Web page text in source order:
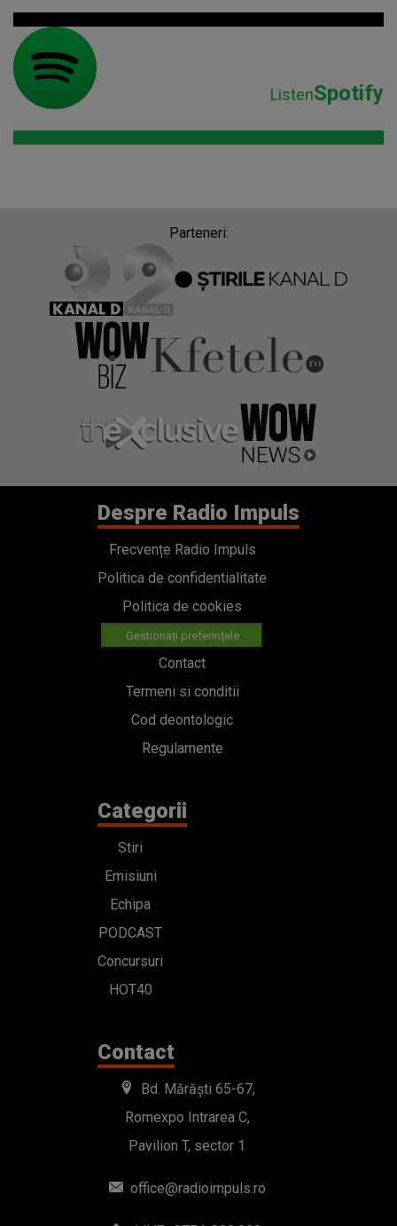
ListenSpotify
Parteneri:
Despre Radio Impuls
Frecvențe Radio Impuls
Politica de confidentialitate
Politica de cookies
Gestionați preferințele
Contact
Termeni si conditii
Cod deontologic
Regulamente
Categorii
Stiri
Emisiuni
Echipa
PODCAST
Concursuri
HOT40
Contact
Bd. Mărăști 65-67,
Romexpo Intrarea C,
Pavilion T, sector 1
office@radioimpuls.ro